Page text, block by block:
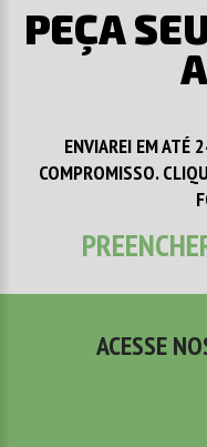
PEÇA
ENVIAREI EM ATÉ
COMPROMISSO.
ACESSE